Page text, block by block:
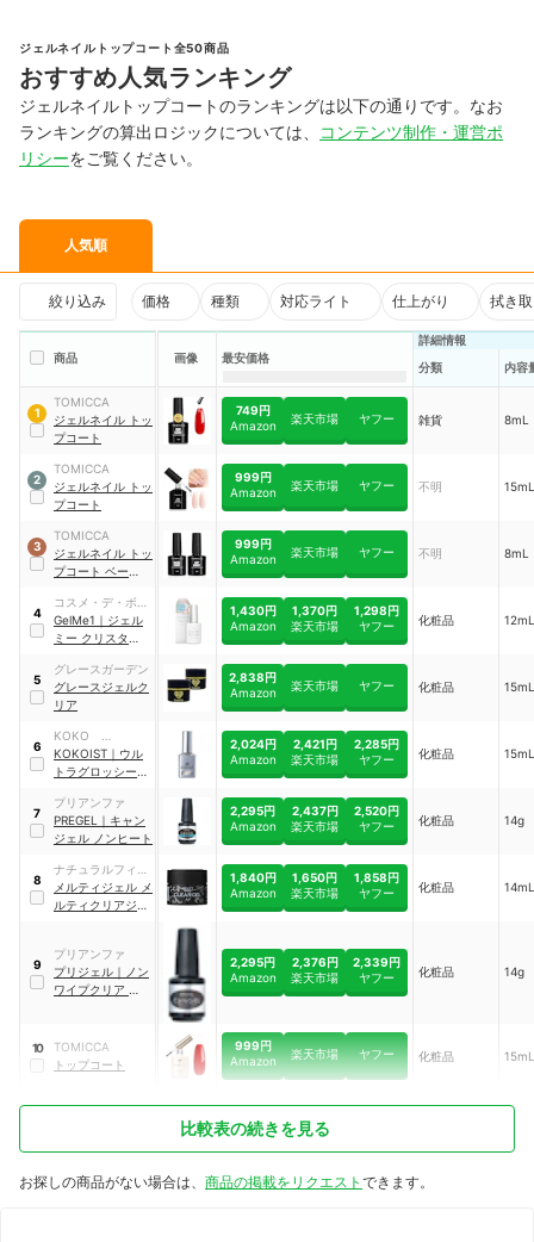
ジェルネイルトップコート全50商品
おすすめ人気ランキング
ジェルネイルトップコートのランキングは以下の通りです。なお
ランキングの算出ロジックについては、
コンテンツ制作・運営ポ
リシーをご覧ください。
人気順
絞り込み 価格 種類 対応ライト 仕上がり 拭き
商品 画像 最安価格
詳細情報
分類
内容
1
TOMICCA
ジェルネイル トッ
プコート
749円
Amazon
楽天市場 ヤフー 雑貨 8mL
2
TOMICCA
ジェルネイル トッ
プコート
999円
Amazon
楽天市場 ヤフー 不明 15mL
3
TOMICCA
ジェルネイル トッ
プコート ベースコ
999円
Amazon
楽天市場 ヤフー 不明 8mL
4
コスメ・デ・ボー
テ
GelMe1 ｜ ジェル
ミー クリスタルト
1,430円
Amazon
1,370円
楽天市場
1,298円
ヤフー
化粧品 12mL
5
グレースガーデン
グレースジェルク
リア
2,838円
Amazon
楽天市場 ヤフー 化粧品 15mL
6
KOKO
International
KOKOIST ｜ ウル
トラグロッシーノ
ートジェル
2,024円
Amazon
2,421円
楽天市場
2,285円
ヤフー
化粧品 15mL
7
プリアンファ
PREGEL
｜ キャン
ジェル ノンヒート
2,295円
Amazon
2,437円
楽天市場
2,520円
ヤフー
化粧品 14g
8
ナチュラルフィー
ルドサプライ
メルティジェル メ
ルティクリアジェ
1,840円
Amazon
1,650円
楽天市場
1,858円
ヤフー
化粧品 14mL
9
プリアンファ
プリジェル ｜ ノン
ワイプクリア キャ
2,295円
Amazon
2,376円
楽天市場
2,339円
ヤフー
化粧品 14g
10
TOMICCA
トップコート
999円
Amazon
楽天市場 ヤフー 化粧品 15mL
比較表の続きを見る
お探しの商品がない場合は、 商品の掲載をリクエスト できます。